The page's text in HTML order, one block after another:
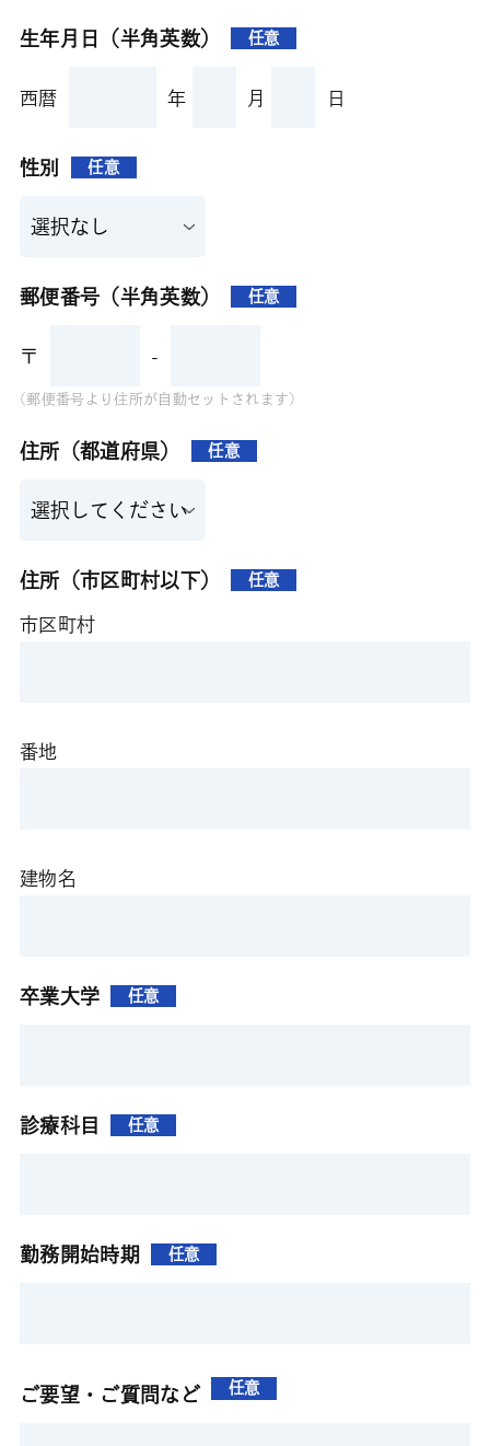
生年月日（半角英数） 任意
西暦 年 月 日
性別 任意
郵便番号（半角英数） 任意
〒 -
(郵便番号より住所が自動セットされます)
住所（都道府県） 任意
住所（市区町村以下） 任意
市区町村
番地
建物名
卒業大学 任意
診療科目 任意
勤務開始時期 任意
ご要望・ご質問など 任意